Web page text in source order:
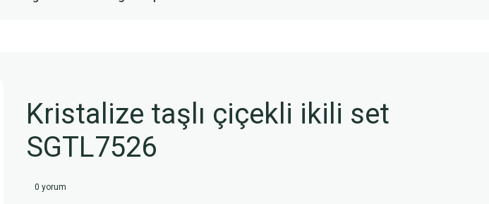
Kristalize taşlı çiçekli ikili set
SGTL7526
0 yorum